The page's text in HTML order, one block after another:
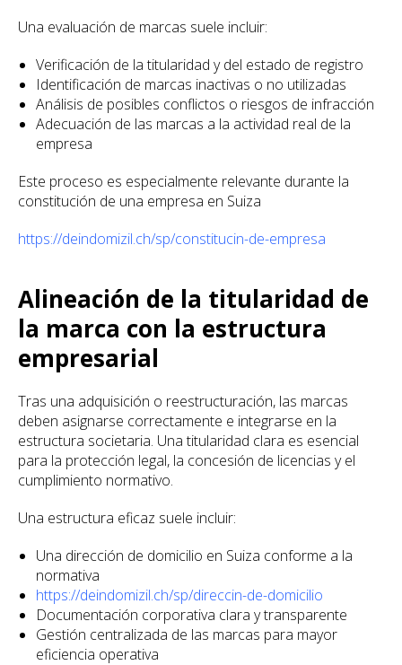
Una evaluación de marcas suele incluir:
Verificación de la titularidad y del estado de registro
Identificación de marcas inactivas o no utilizadas
Análisis de posibles conflictos o riesgos de infracción
Adecuación de las marcas a la actividad real de la
empresa
Este proceso es especialmente relevante durante la
constitución de una empresa en Suiza
https://deindomizil.ch/sp/constitucin-de-empresa
Alineación de la titularidad de
la marca con la estructura
empresarial
Tras una adquisición o reestructuración, las marcas
deben asignarse correctamente e integrarse en la
estructura societaria. Una titularidad clara es esencial
para la protección legal, la concesión de licencias y el
cumplimiento normativo.
Una estructura eficaz suele incluir:
Una dirección de domicilio en Suiza conforme a la
normativa
https://deindomizil.ch/sp/direccin-de-domicilio
Documentación corporativa clara y transparente
Gestión centralizada de las marcas para mayor
eficiencia operativa